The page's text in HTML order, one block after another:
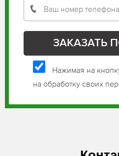
Нажимая на
на обработку своих